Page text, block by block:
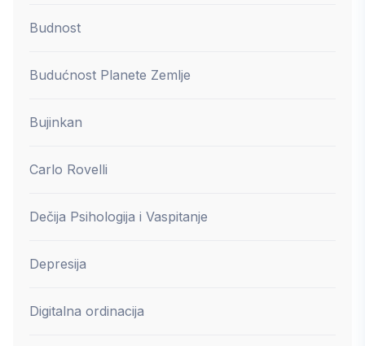
Budnost
Budućnost Planete Zemlje
Bujinkan
Carlo Rovelli
Dečija Psihologija i Vaspitanje
Depresija
Digitalna ordinacija